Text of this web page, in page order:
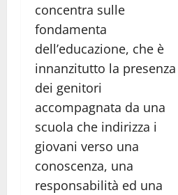
concentra sulle
fondamenta
dell’educazione, che è
innanzitutto la presenza
dei genitori
accompagnata da una
scuola che indirizza i
giovani verso una
conoscenza, una
responsabilità ed una